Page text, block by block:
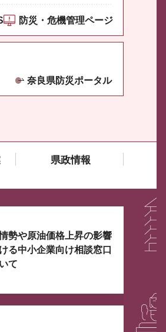
防災・危機管理ページ
奈良県防災ポータル
県政情報
れるスライダーがあります。
勢や原油価格上昇の影響
る中小企業向け相談窓口
て